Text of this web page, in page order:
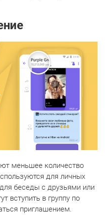
меньшее количество
для личных
беседы с друзьями или
вступить в группу по
приглашением.